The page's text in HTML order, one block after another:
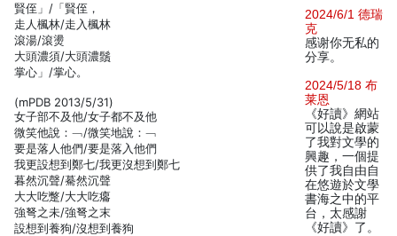
賢侄」/「賢侄，
走人楓林/走入楓林
滾湯/滾燙
大頭濃須/大頭濃鬚
掌心」/掌心。
(mPDB 2013/5/31)
女子部不及他/女子都不及他
微笑他說：﹁/微笑地說：﹁
要是落人他們/要是落入他們
我更設想到鄭七/我更沒想到鄭七
暮然沉聲/驀然沉聲
大大吃蹩/大大吃癟
強弩之未/強弩之末
設想到養狗/沒想到養狗
2024/6/1 德瑞
克
感谢你无私的
分享。
2024/5/18 布
莱恩
《好讀》網站
可以說是啟蒙
了我對文學的
興趣，一個提
供了我自由自
在悠遊於文學
書海之中的平
台，太感謝
《好讀》了。